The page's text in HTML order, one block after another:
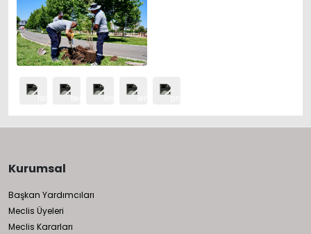
Kurumsal
Başkan Yardımcıları
Meclis Üyeleri
Meclis Kararları